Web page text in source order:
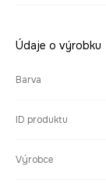
Údaje o výrobku
Barva
ID produktu
Výrobce